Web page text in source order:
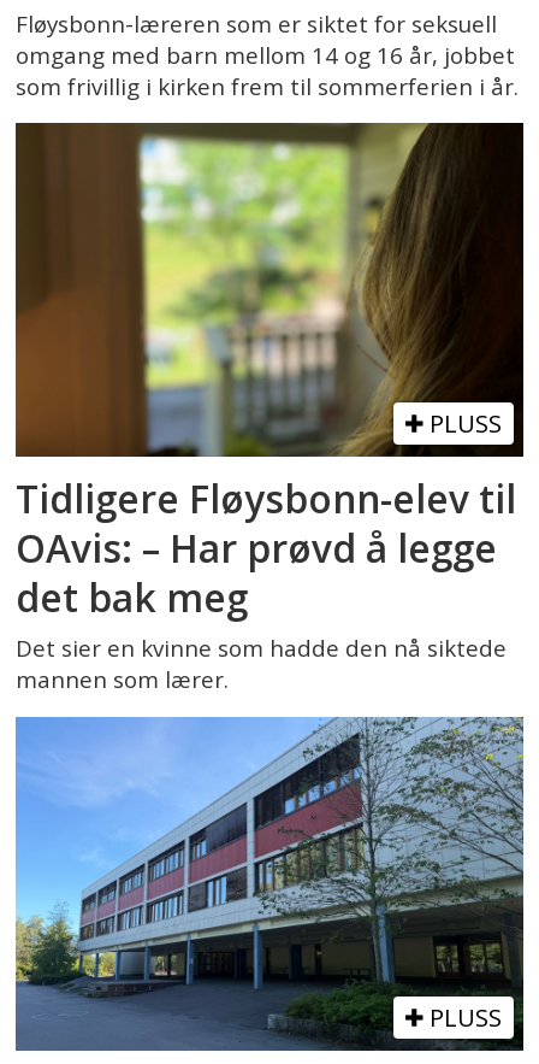
Fløysbonn-læreren som er siktet for seksuell
omgang med barn mellom 14 og 16 år, jobbet
som frivillig i kirken frem til sommerferien i år.
PLUSS
Tidligere Fløysbonn-elev til
OAvis: – Har prøvd å legge
det bak meg
Det sier en kvinne som hadde den nå siktede
mannen som lærer.
PLUSS